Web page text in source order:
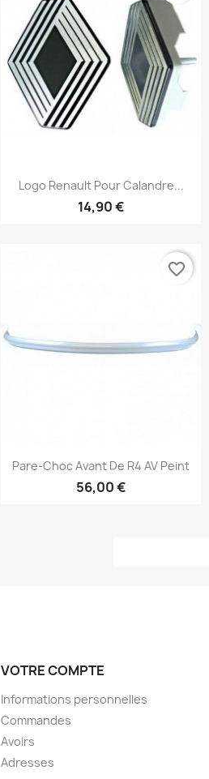
Aperçu rapide
Logo Renault Pour Calandre...
14,90 €
Aperçu rapide
Pare-Choc Avant De R4 AV Peint
56,00 €
favorite_border
VOTRE COMPTE
Informations personnelles
Commandes
Avoirs
Adresses